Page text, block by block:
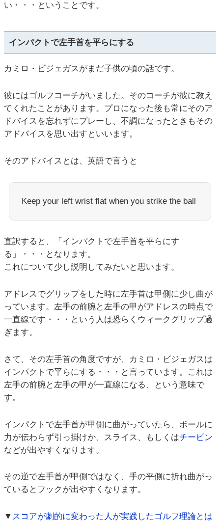
い・・・ということです。
インパクトで左手首を平らにする
カミロ・ビジェガスがまだ子供の頃の話です。
彼にはゴルフコーチがいました。そのコーチが彼に教え
てくれたことがあります。プロになった後も常にそのア
ドバイスを忘れずにプレーし、不調になったときもその
アドバイスを思い出すといいます。
そのアドバイスとは、英語で言うと
Keep your left wrist flat when you strike the ball
直訳すると、「インパクトで左手首を平らにす
る」・・・となります。
これについて少し説明してみたいと思います。
アドレスでグリップをした時に左手首は甲側に少し曲が
っています。左手の前腕と左手の甲がアドレスの時点で
一直線です・・・という人は恐らくウィークグリップ過
ぎます。
さて、その左手首の角度ですが、カミロ・ビジェガスは
インパクトで平らにする・・・と言っています。これは
左手の前腕と左手の甲が一直線になる、という意味で
す。
インパクトで左手首が甲側に曲がっていたら、ボールに
力が伝わらず引っ掛けか、スライス、もしくはチーピン
などが出やすくなります。
その逆で左手首が甲側ではなく、手の平側に折れ曲がっ
ているとフックが出やすくなります。
▼ スコアが劇的に変わった人が実践したゴルフ理論とは